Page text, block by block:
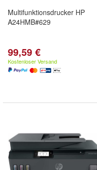
Multifunktionsdrucker HP
A24HMB#629
99,59 €
Kostenloser Versand